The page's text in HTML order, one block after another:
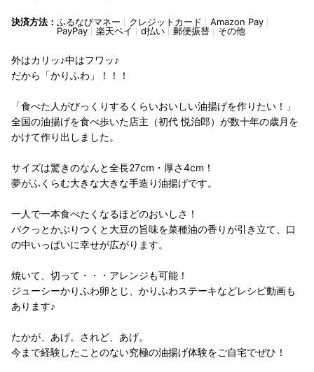
決済方法： ふるなびマネー クレジットカード
Amazon Pay
PayPay
楽天ペイ d払い 郵便振替 その他
外はカリッ♪中はフワッ♪
だから「かりふわ」！！！
「食べた人がびっくりするくらいおいしい油揚げを作りたい！」
全国の油揚げを食べ歩いた店主（初代 悦治郎）が数十年の歳月を
かけて作り出しました。
サイズは驚きのなんと全長27cm・厚さ4cm！
夢がふくらむ大きな大きな手造り油揚げです。
一人で一本食べたくなるほどのおいしさ！
パクっとかぶりつくと大豆の旨味を菜種油の香りが引き立て、口
の中いっぱいに幸せが広がります。
焼いて、切って・・・アレンジも可能！
ジューシーかりふわ卵とじ、かりふわステーキなどレシピ動画も
あります♪
たかが、あげ。されど、あげ。
今まで経験したことのない究極の油揚げ体験をご自宅でぜひ！